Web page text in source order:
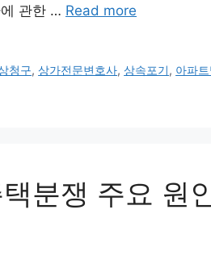
관한 … Read more
청구,상가전문변호사,상속포기, 아파
분쟁 주요 원